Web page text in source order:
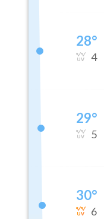
28°
4
29°
5
30°
6